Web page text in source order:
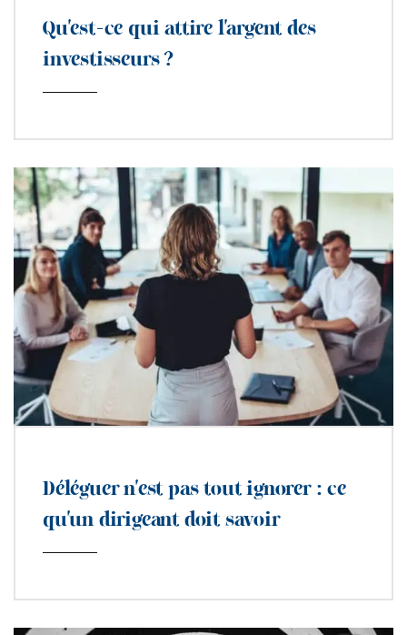
Qu’est-ce qui attire l’argent des
investisseurs ?
Déléguer n’est pas tout ignorer : ce
qu’un dirigeant doit savoir